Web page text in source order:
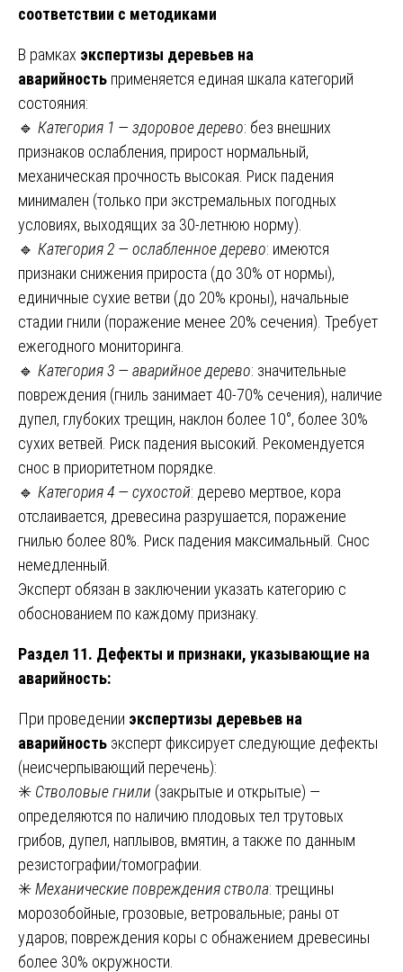
соответствии с методиками
В рамках экспертизы деревьев на
аварийность применяется единая шкала категорий
состояния:
🔹 Категория 1 — здоровое дерево: без внешних
признаков ослабления, прирост нормальный,
механическая прочность высокая. Риск падения
минимален (только при экстремальных погодных
условиях, выходящих за 30-летнюю норму).
🔹 Категория 2 — ослабленное дерево: имеются
признаки снижения прироста (до 30% от нормы),
единичные сухие ветви (до 20% кроны), начальные
стадии гнили (поражение менее 20% сечения). Требует
ежегодного мониторинга.
🔹 Категория 3 — аварийное дерево: значительные
повреждения (гниль занимает 40-70% сечения), наличие
дупел, глубоких трещин, наклон более 10°, более 30%
сухих ветвей. Риск падения высокий. Рекомендуется
снос в приоритетном порядке.
🔹 Категория 4 — сухостой: дерево мертвое, кора
отслаивается, древесина разрушается, поражение
гнилью более 80%. Риск падения максимальный. Снос
немедленный.
Эксперт обязан в заключении указать категорию с
обоснованием по каждому признаку.
Раздел 11. Дефекты и признаки, указывающие на
аварийность:
При проведении экспертизы деревьев на
аварийность эксперт фиксирует следующие дефекты
(неисчерпывающий перечень):
✳️ Стволовые гнили (закрытые и открытые) —
определяются по наличию плодовых тел трутовых
грибов, дупел, наплывов, вмятин, а также по данным
резистографии/томографии.
✳️Механические повреждения ствола: трещины
морозобойные, грозовые, ветровальные; раны от
ударов; повреждения коры с обнажением древесины
более 30% окружности.